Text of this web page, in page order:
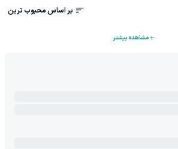
بر اساس محبوب ترین
مشاهده بیشتر